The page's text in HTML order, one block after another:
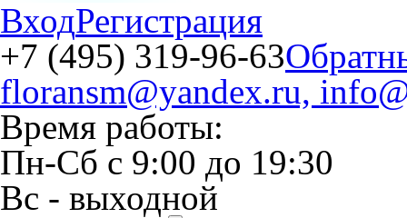
ВходРегистрация
+7 (495) 319-96-63
floransm@yandex.ru,
Время работы:
Пн-Сб с 9:00 до 19:30
Вс - выходной